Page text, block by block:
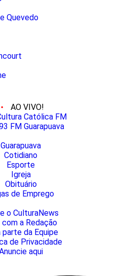
Quevedo
AO VIVO!
Católica FM
FM Guarapuava
Guarapuava
Cotidiano
Esporte
Igreja
Obituário
de Emprego
o CulturaNews
com a Redação
parte da Equipe
de Privacidade
aqui